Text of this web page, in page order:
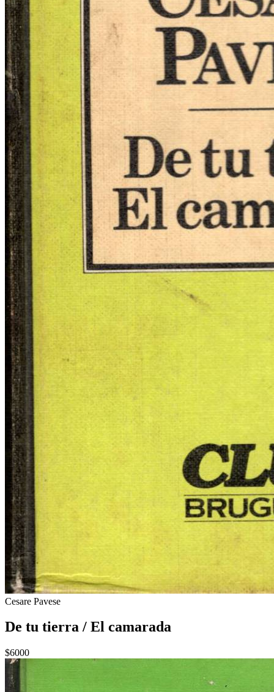
Cesare Pavese
De tu tierra / El camarada
$6000